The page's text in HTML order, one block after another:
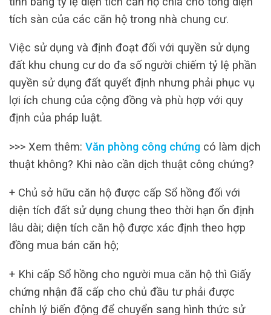
tích sàn của các căn hộ trong nhà chung cư.
Việc sử dụng và định đoạt đối với quyền sử dụng
đất khu chung cư do đa số người chiếm tỷ lệ phần
quyền sử dụng đất quyết định nhưng phải phục vụ
lợi ích chung của cộng đồng và phù hợp với quy
định của pháp luật.
>>> Xem thêm: Văn phòng công chứng có làm dịch
thuật không? Khi nào cần dịch thuật công chứng?
+ Chủ sở hữu căn hộ được cấp Sổ hồng đối với
diện tích đất sử dụng chung theo thời hạn ổn định
lâu dài; diện tích căn hộ được xác định theo hợp
đồng mua bán căn hộ;
+ Khi cấp Sổ hồng cho người mua căn hộ thì Giấy
chứng nhận đã cấp cho chủ đầu tư phải được
chỉnh lý biến động để chuyển sang hình thức sử